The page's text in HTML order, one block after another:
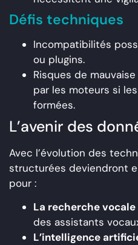
Défis techniques
Incompatibilités
ou plugins.
Risques de
par les moteurs si
formées.
L’avenir des
Avec l’évolution des
structurées deviendront
pour :
La recherche vocale
des assistants
L’intelligence